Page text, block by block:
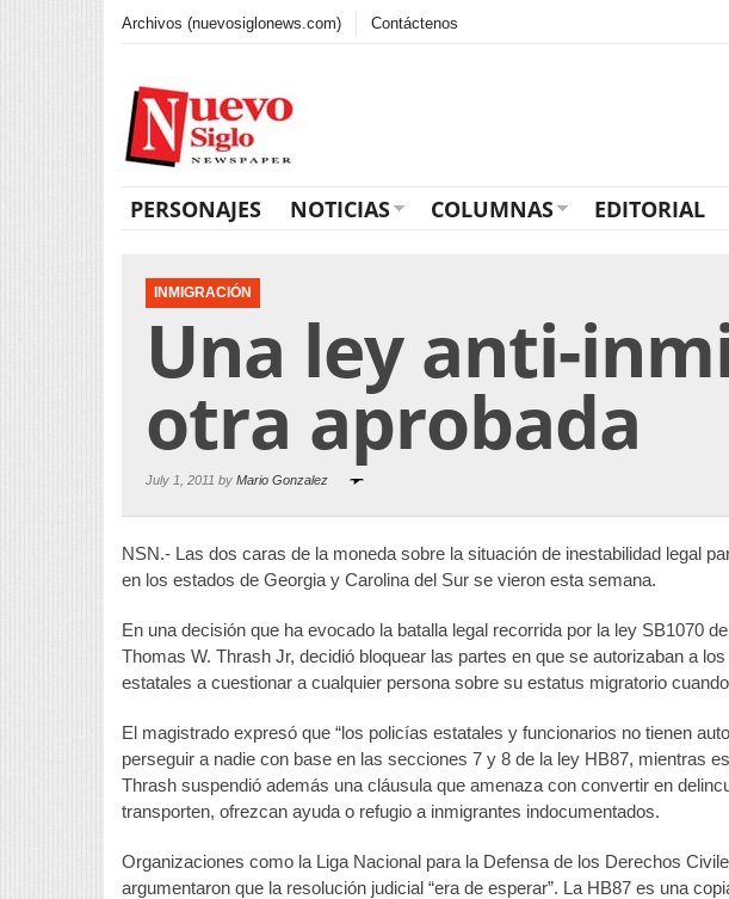
Archivos (nuevosiglonews.com) Contáctenos
PERSONAJES NOTICIAS COLUMNAS EDITORIAL
INMIGRACIÓN
Una ley anti-
otra aprobada
July 1, 2011 by Mario Gonzalez
NSN.- Las dos caras de la moneda sobre la situación de inestabilidad legal
en los estados de Georgia y Carolina del Sur se vieron esta semana.
En una decisión que ha evocado la batalla legal recorrida por la ley SB1070
Thomas W. Thrash Jr, decidió bloquear las partes en que se autorizaban a
estatales a cuestionar a cualquier persona sobre su estatus migratorio
El magistrado expresó que “los policías estatales y funcionarios no tienen
perseguir a nadie con base en las secciones 7 y 8 de la ley HB87, mientras
Thrash suspendió además una cláusula que amenaza con convertir en
transporten, ofrezcan ayuda o refugio a inmigrantes indocumentados.
Organizaciones como la Liga Nacional para la Defensa de los Derechos
argumentaron que la resolución judicial “era de esperar”. La HB87 es una